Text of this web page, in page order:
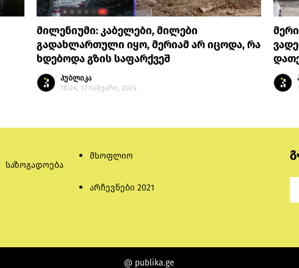
მილენიუმი: კაბელები, მილები
გადახლართული იყო, მერიამ არ იცოდა, რა
ხდებოდა გზის საფარქვეშ
პუბლიკა
18:24, 17 იანვარი, 2024
საზოგადოება
მსოფლიო
არჩევნები 2021
@ publika.ge